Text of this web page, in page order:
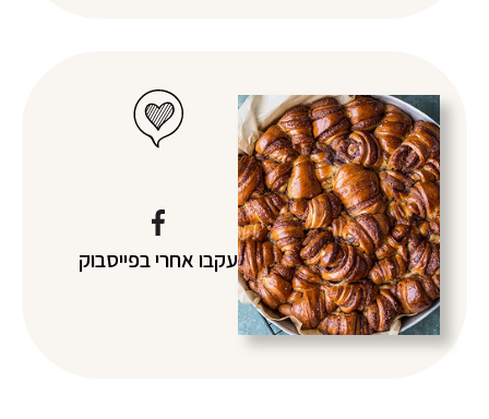
עקבו אחריבפייסבוק